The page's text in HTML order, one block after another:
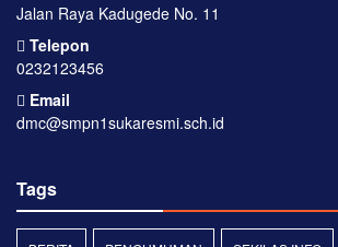
Jalan Raya Kadugede No. 11
Telepon
0232123456
Email
dmc@smpn1sukaresmi.sch.id
Tags